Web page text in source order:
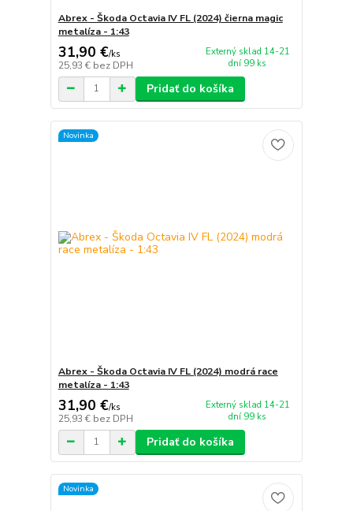
Abrex - Škoda Octavia IV FL (2024) čierna magic
metalíza - 1:43
31,90 €/ks
25,93 € bez DPH
Externý sklad 14-21
dní 99 ks
Pridať do košíka
Novinka
Abrex - Škoda Octavia IV FL (2024) modrá race
metalíza - 1:43
31,90 €/ks
25,93 € bez DPH
Externý sklad 14-21
dní 99 ks
Pridať do košíka
Novinka